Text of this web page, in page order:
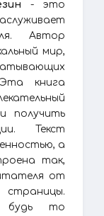
- это
Автор
мир,
книга
получить
Текст
а
так,
от
будь то